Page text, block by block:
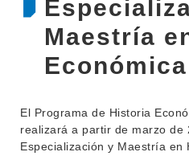
Maestría
Económica
El Programa de Historia
realizará a partir de marzo de
Especialización y Maestría en